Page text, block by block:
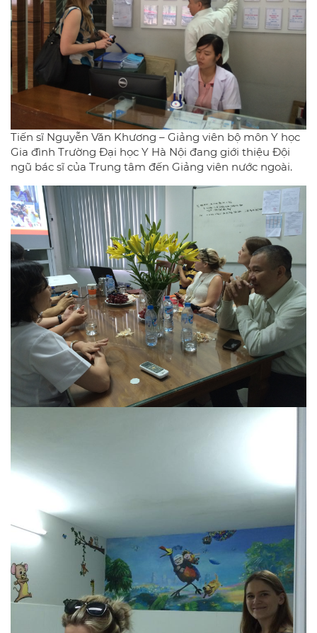
Tiến sĩ Nguyễn Văn Khương – Giảng viên bộ môn Y học
Gia đình Trường Đại học Y Hà Nội đang giới thiệu Đội
ngũ bác sĩ của Trung tâm đến Giảng viên nước ngoài.